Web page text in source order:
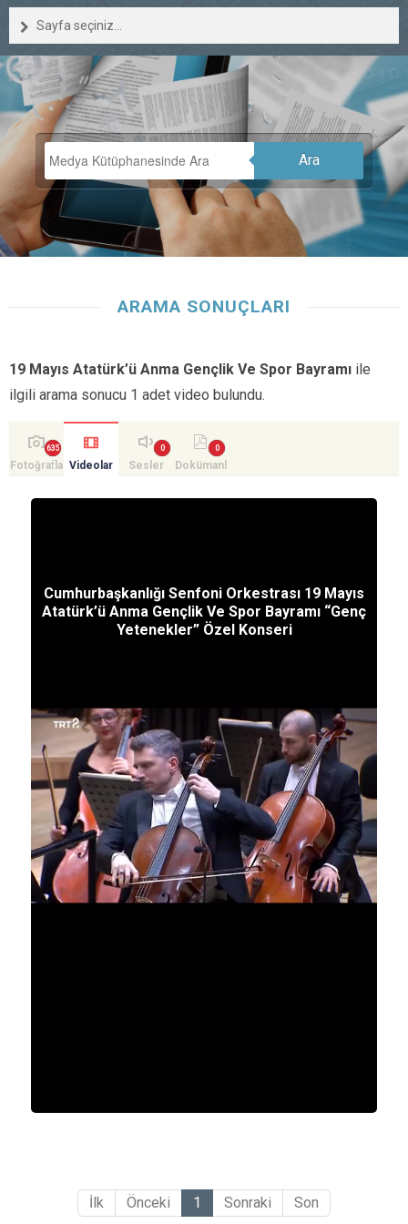
Sayfa seçiniz...
Ara
ARAMA SONUÇLARI
19 Mayıs Atatürk’ü Anma Gençlik Ve Spor Bayramı ile
ilgili arama sonucu 1 adet video bulundu.
Fotoğrafla Videolar Sesler
Dokümanl
Cumhurbaşkanlığı Senfoni Orkestrası 19 Mayıs
Atatürk’ü Anma Gençlik Ve Spor Bayramı “Genç
Yetenekler” Özel Konseri
İlk Önceki 1 Sonraki Son